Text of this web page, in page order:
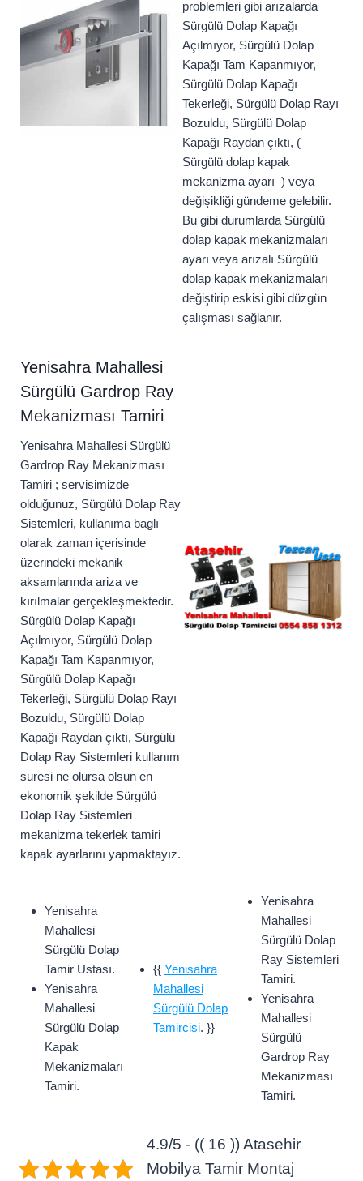
problemleri gibi arızalarda
Sürgülü Dolap Kapağı
Açılmıyor, Sürgülü Dolap
Kapağı Tam Kapanmıyor,
Sürgülü Dolap Kapağı
Tekerleği, Sürgülü Dolap Rayı
Bozuldu, Sürgülü Dolap
Kapağı Raydan çıktı, (
Sürgülü dolap kapak
mekanizma ayarı ) veya
değişikliği gündeme gelebilir.
Bu gibi durumlarda Sürgülü
dolap kapak mekanizmaları
ayarı veya arızalı Sürgülü
dolap kapak mekanizmaları
değiştirip eskisi gibi düzgün
çalışması sağlanır.
Yenisahra Mahallesi
Sürgülü Gardrop Ray
Mekanizması Tamiri
Yenisahra Mahallesi Sürgülü
Gardrop Ray Mekanizması
Tamiri ; servisimizde
olduğunuz, Sürgülü Dolap Ray
Sistemleri, kullanıma baglı
olarak zaman içerisinde
üzerindeki mekanik
aksamlarında ariza ve
kırılmalar gerçekleşmektedir.
Sürgülü Dolap Kapağı
Açılmıyor, Sürgülü Dolap
Kapağı Tam Kapanmıyor,
Sürgülü Dolap Kapağı
Tekerleği, Sürgülü Dolap Rayı
Bozuldu, Sürgülü Dolap
Kapağı Raydan çıktı, Sürgülü
Dolap Ray Sistemleri kullanım
suresi ne olursa olsun en
ekonomik şekilde Sürgülü
Dolap Ray Sistemleri
mekanizma tekerlek tamiri
kapak ayarlarını yapmaktayız.
Yenisahra
Mahallesi
Sürgülü Dolap
Tamir Ustası.
Yenisahra
Mahallesi
Sürgülü Dolap
Kapak
Mekanizmaları
Tamiri.
{{ Yenisahra
Mahallesi
Sürgülü Dolap
Tamircisi. }}
Yenisahra
Mahallesi
Sürgülü Dolap
Ray Sistemleri
Tamiri.
Yenisahra
Mahallesi
Sürgülü
Gardrop Ray
Mekanizması
Tamiri.
4.9/5 - (( 16 )) Atasehir
Mobilya Tamir Montaj